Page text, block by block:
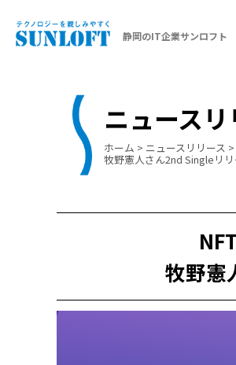
静岡のIT企業サンロフト
ニュースリ
ホーム > ニュースリリース >
牧野憲人さん2nd Singleリリ
牧野憲